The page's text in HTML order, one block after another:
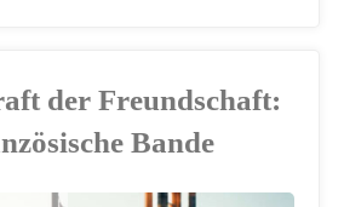
der Freundschaft:
Bande